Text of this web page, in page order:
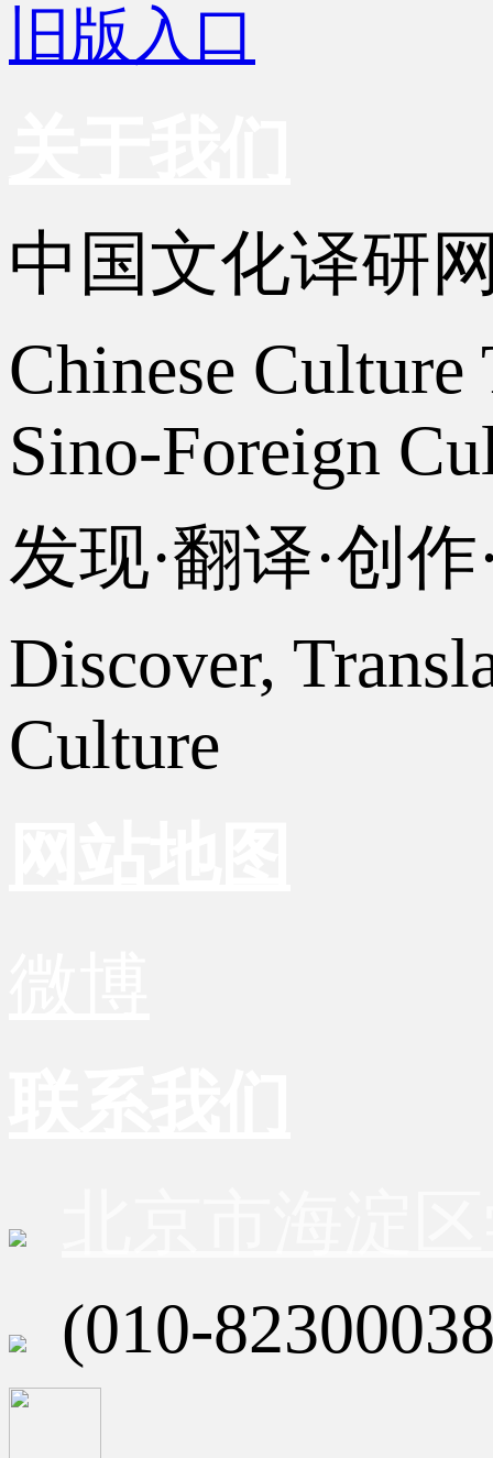
旧版入口
中国文化译研
Chinese
Sino-Foreign
发现·翻译·创
Discover,
Culture
(010-